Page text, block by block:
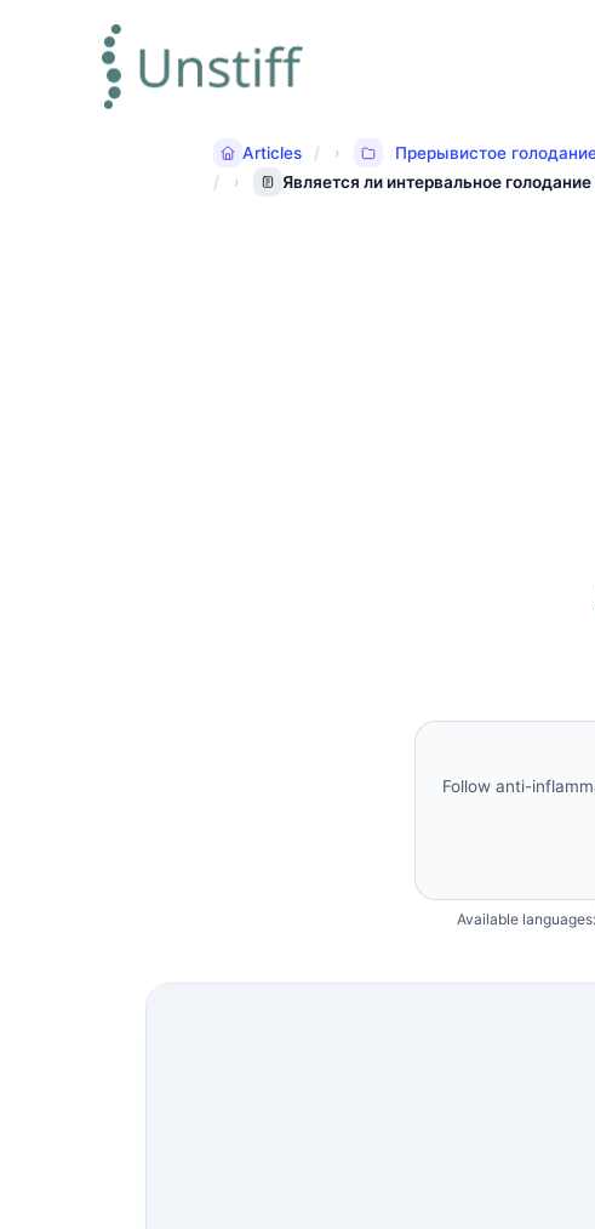
Articles
Прерывистое
Является ли интервальное
Follow anti-
Available languages: